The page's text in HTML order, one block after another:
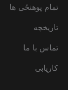
تمام پوهنځی ها
تاریخچه
تماس با ما
کاریابی